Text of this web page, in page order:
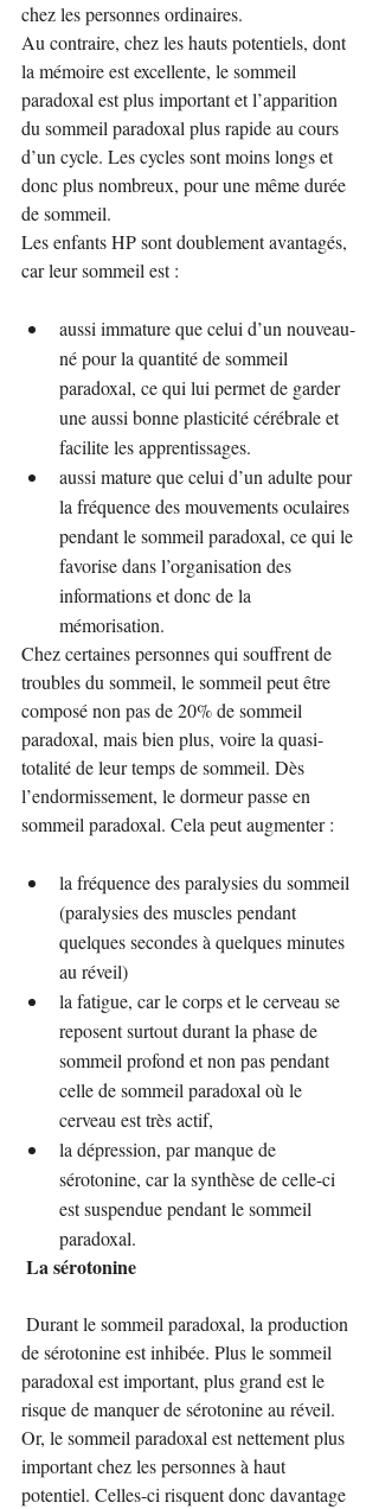
chez les personnes ordinaires.
Au contraire, chez les hauts potentiels, dont
la mémoire est excellente, le sommeil
paradoxal est plus important et l’apparition
du sommeil paradoxal plus rapide au cours
d’un cycle. Les cycles sont moins longs et
donc plus nombreux, pour une même durée
de sommeil.
Les enfants HP sont doublement avantagés,
car leur sommeil est :
aussi immature que celui d’un nouveau-
né pour la quantité de sommeil
paradoxal, ce qui lui permet de garder
une aussi bonne plasticité cérébrale et
facilite les apprentissages.
aussi mature que celui d’un adulte pour
la fréquence des mouvements oculaires
pendant le sommeil paradoxal, ce qui le
favorise dans l’organisation des
informations et donc de la
mémorisation.
Chez certaines personnes qui souffrent de
troubles du sommeil, le sommeil peut être
composé non pas de 20% de sommeil
paradoxal, mais bien plus, voire la quasi-
totalité de leur temps de sommeil. Dès
l’endormissement, le dormeur passe en
sommeil paradoxal. Cela peut augmenter :
la fréquence des paralysies du sommeil
(paralysies des muscles pendant
quelques secondes à quelques minutes
au réveil)
la fatigue, car le corps et le cerveau se
reposent surtout durant la phase de
sommeil profond et non pas pendant
celle de sommeil paradoxal où le
cerveau est très actif,
la dépression, par manque de
sérotonine, car la synthèse de celle-ci
est suspendue pendant le sommeil
paradoxal.
La sérotonine
de sérotonine est inhibée. Plus le sommeil
paradoxal est important, plus grand est le
risque de manquer de sérotonine au réveil.
Or, le sommeil paradoxal est nettement plus
important chez les personnes à haut
potentiel. Celles-ci risquent donc davantage